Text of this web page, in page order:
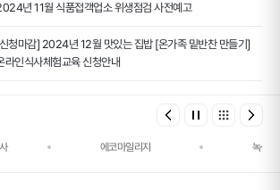
년 11월 식품접객업소 위생점검 사전예고
청마감] 2024년 12월 맛있는 집밥 [온가족 밑반찬 만들기]
라인식사체험교육 신청안내
에코마일리지 녹색건